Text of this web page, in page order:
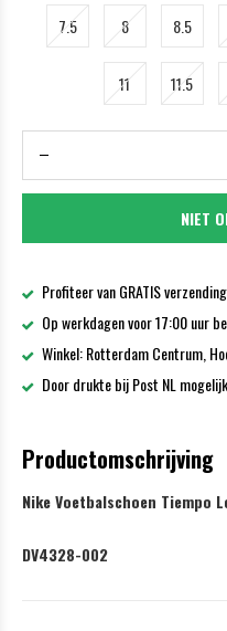
7.5 8 8.5
11 11.5
NIET
Profiteer van GRATIS
Op werkdagen voor 17:00 uur
Winkel: Rotterdam Centrum,
Door drukte bij Post NL
Productomschrijving
Nike Voetbalschoen Tiempo
DV4328-002